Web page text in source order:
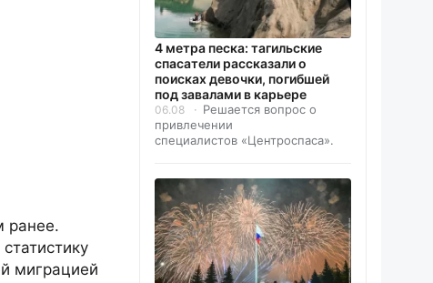
ранее.
миграцией
4 метра песка: тагильские
спасатели рассказали о
поисках девочки, погибшей
под завалами в карьере
06.08
Решается вопрос о
привлечении
специалистов «Центроспаса».